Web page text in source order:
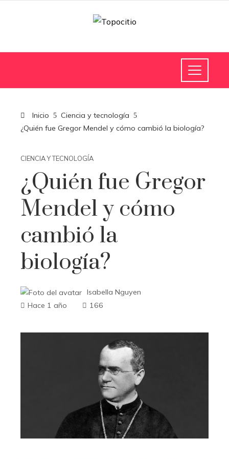
Inicio
Ciencia y tecnología
¿Quién fue Gregor Mendel y cómo cambió la biología?
CIENCIA Y TECNOLOGÍA
¿Quién fue Gregor
Mendel y cómo
cambió la
biología?
Isabella Nguyen
Hace 1 año
166